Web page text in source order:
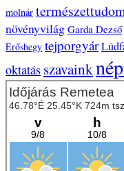
molnár
növényvilág Garda Dezső
Erőshegy tejporgyár
oktatás szavaink